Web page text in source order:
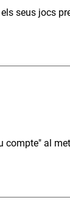
seus jocs
compte" al